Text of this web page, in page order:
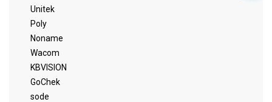
Unitek
Poly
Noname
Wacom
KBVISION
GoChek
sode